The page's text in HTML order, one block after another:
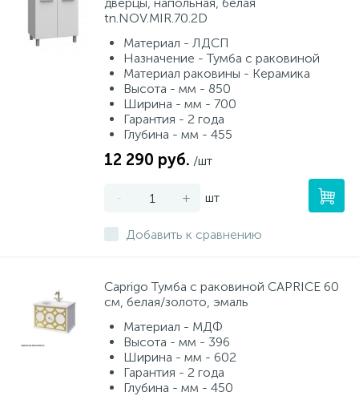
tn.NOV.MIR.70.2D
Материал - ЛДСП
Назначение - Тумба с раковиной
Материал раковины - Керамика
Высота - мм - 850
Ширина - мм - 700
Гарантия - 2 года
Глубина - мм - 455
12 290 руб. /шт
- + шт
Добавить к сравнению
Caprigo Тумба с раковиной CAPRICE 60
см, белая/золото, эмаль
Материал - МДФ
Высота - мм - 396
Ширина - мм - 602
Гарантия - 2 года
Глубина - мм - 450